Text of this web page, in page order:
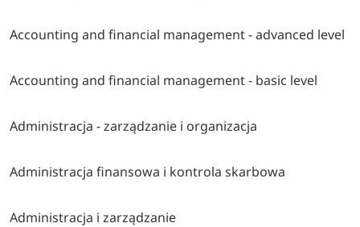
Accounting and financial management - advanced level
Accounting and financial management - basic level
Administracja - zarządzanie i organizacja
Administracja finansowa i kontrola skarbowa
Administracja i zarządzanie